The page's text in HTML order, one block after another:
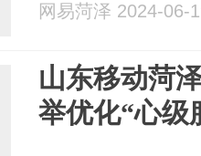
网易菏泽 2024-06-
山东移动菏
举优化“心级